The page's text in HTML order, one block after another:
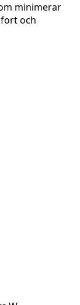
minimerar
och